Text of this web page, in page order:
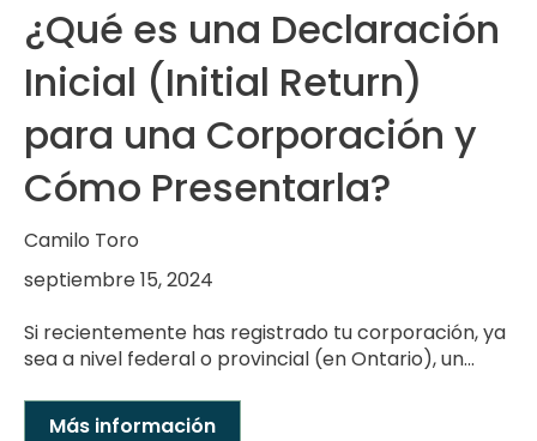
¿Qué es una Declaración
Inicial (Initial Return)
para una Corporación y
Cómo Presentarla?
Camilo Toro
septiembre 15, 2024
Si recientemente has registrado tu corporación, ya
sea a nivel federal o provincial (en Ontario), un...
Más información